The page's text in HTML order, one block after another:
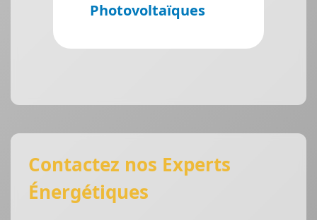
Photovoltaïques
Contactez nos Experts
Énergétiques